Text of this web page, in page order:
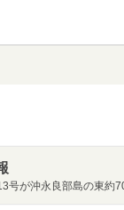
号が沖永良部島の東約